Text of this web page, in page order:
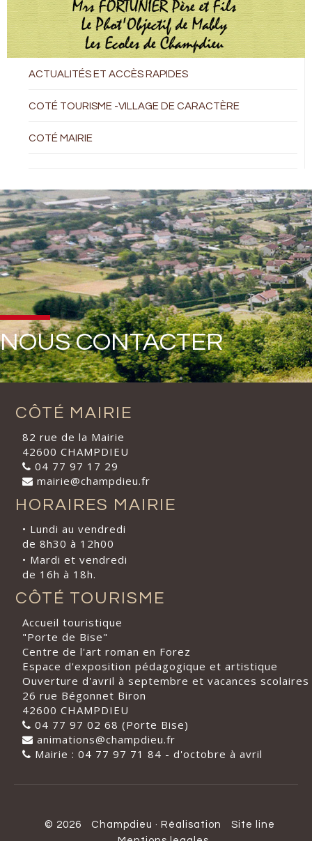
ACTUALITÉS ET ACCÈS RAPIDES
COTÉ TOURISME -VILLAGE DE CARACTÈRE
COTÉ MAIRIE
NOUS CONTACTER
CÔTÉ MAIRIE
82 rue de la Mairie
42600 CHAMPDIEU
04 77 97 17 29
mairie@champdieu.fr
HORAIRES MAIRIE
• Lundi au vendredi
de 8h30 à 12h00
• Mardi et vendredi
de 16h à 18h.
CÔTÉ TOURISME
Accueil touristique
"Porte de Bise"
Centre de l'art roman en Forez
Espace d'exposition pédagogique et artistique
Ouverture d'avril à septembre et vacances scolaires
26 rue Bégonnet Biron
42600 CHAMPDIEU
04 77 97 02 68 (Porte Bise)
animations@champdieu.fr
Mairie : 04 77 97 71 84 - d'octobre à avril
© 2026 Champdieu · Réalisation
Site line